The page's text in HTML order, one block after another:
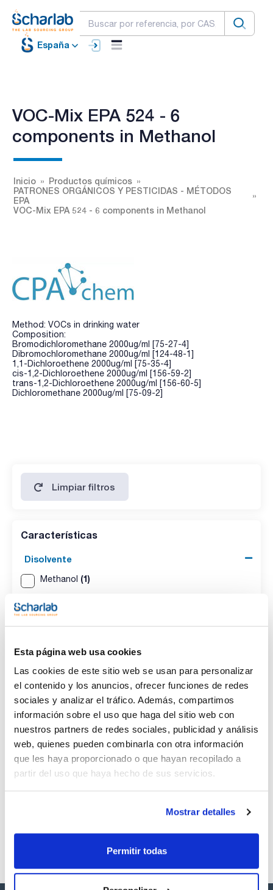
Esta página web usa cookies
Las cookies de este sitio web se usan para personalizar
el contenido y los anuncios, ofrecer funciones de redes
sociales y analizar el tráfico. Además, compartimos
información sobre el uso que haga del sitio web con
nuestros partners de redes sociales, publicidad y análisis
web, quienes pueden combinarla con otra información
que les haya proporcionado o que hayan recopilado a
partir del uso que haya hecho de sus servicios.
Mostrar detalles
Permitir todas
España
VOC-Mix EPA 524 - 6
components in Methanol
Inicio
Productos químicos
PATRONES ORGÁNICOS Y PESTICIDAS - MÉTODOS
EPA
VOC-Mix EPA 524 - 6 components in Methanol
Method: VOCs in drinking water
Composition:
Bromodichloromethane 2000ug/ml [75-27-4]
Dibromochloromethane 2000ug/ml [124-48-1]
1,1-Dichloroethene 2000ug/ml [75-35-4]
cis-1,2-Dichloroethene 2000ug/ml [156-59-2]
trans-1,2-Dichloroethene 2000ug/ml [156-60-5]
Dichloromethane 2000ug/ml [75-09-2]
Limpiar filtros
Características
Disolvente
Methanol (1)
Envase
1ml(1)
Disolvente
Methanol
Envase
Ampoule
Volumen
1ml
CPAF890211
x1ml
Comprar